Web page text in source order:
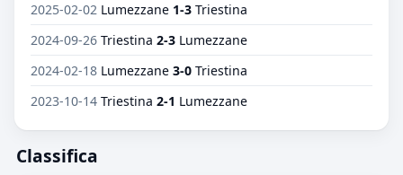
2025-02-02 Lumezzane 1-3 Triestina
2024-09-26 Triestina 2-3 Lumezzane
2024-02-18 Lumezzane 3-0 Triestina
2023-10-14 Triestina 2-1 Lumezzane
Classifica